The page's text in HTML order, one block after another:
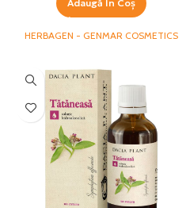
Adaugă În Coș
HERBAGEN - GENMAR COSMETICS